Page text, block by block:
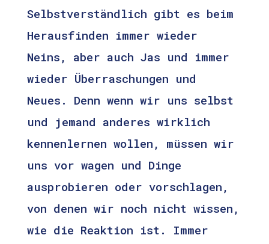
Selbstverständlich gibt es beim
Herausfinden immer wieder
Neins, aber auch Jas und immer
wieder Überraschungen und
Neues. Denn wenn wir uns selbst
und jemand anderes wirklich
kennenlernen wollen, müssen wir
uns vor wagen und Dinge
ausprobieren oder vorschlagen,
von denen wir noch nicht wissen,
wie die Reaktion ist. Immer